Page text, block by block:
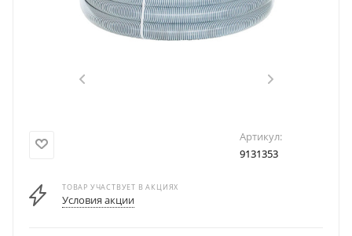
Артикул:
9131353
ТОВАР УЧАСТВУЕТ В АКЦИЯХ
Условия акции